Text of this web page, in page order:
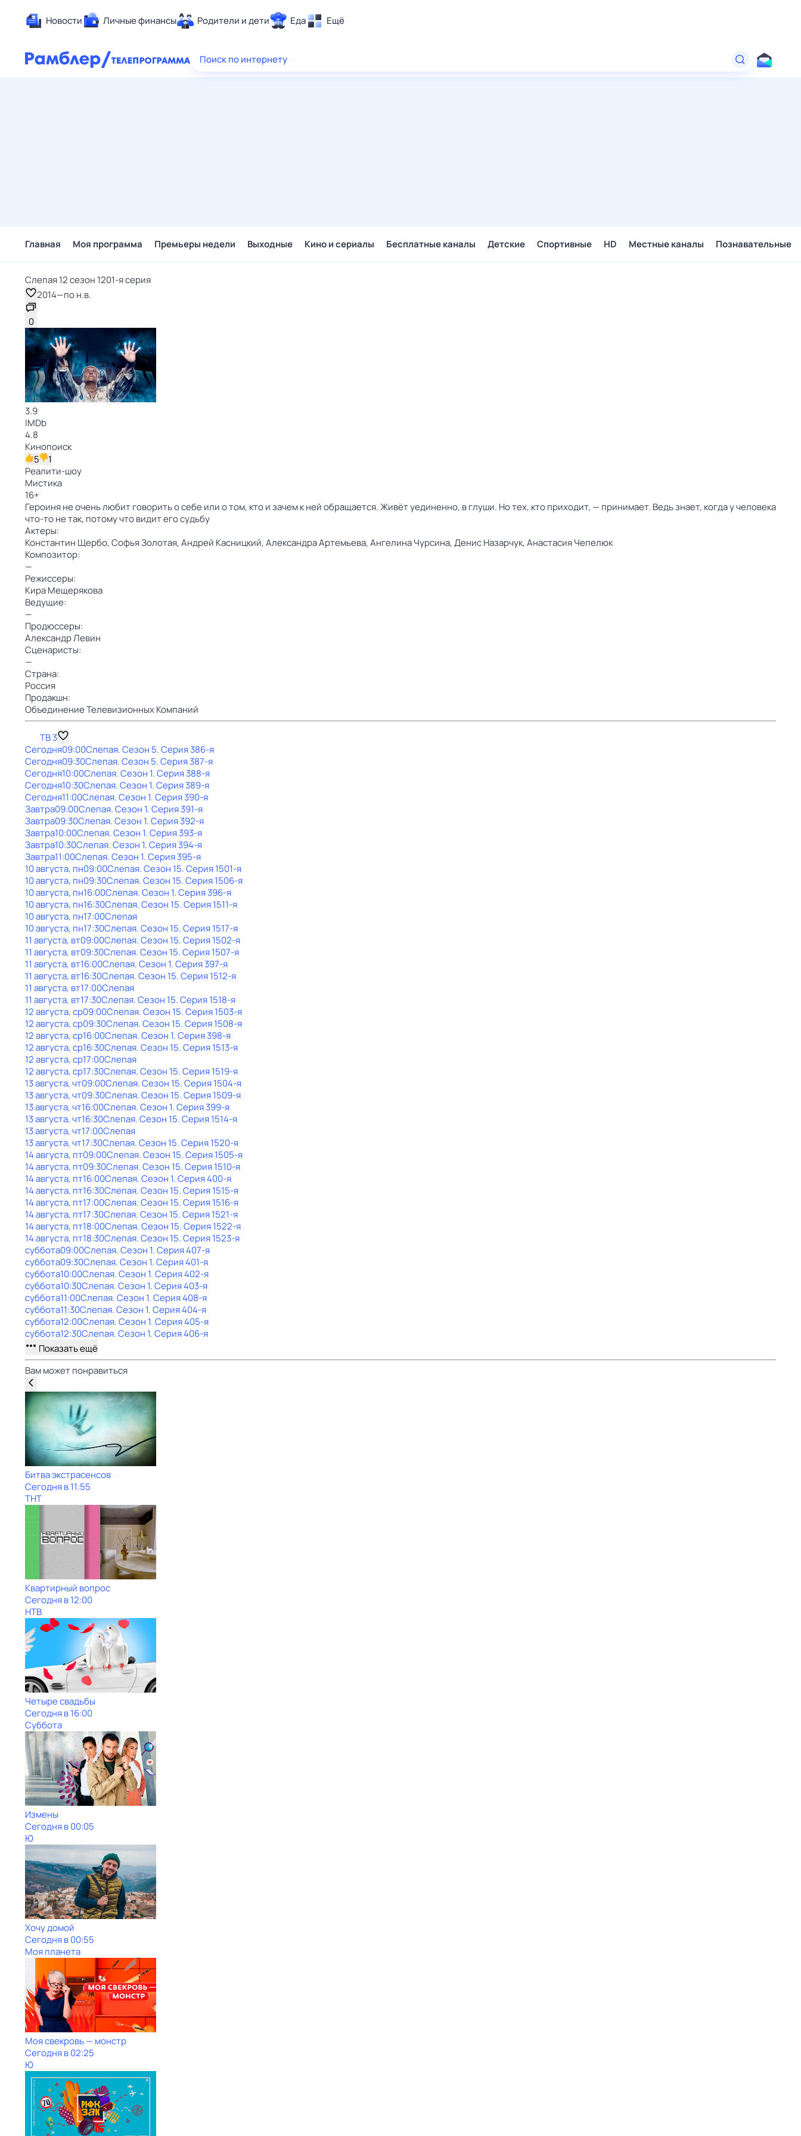
Новости Личные финансы Родители и дети Еда Ещё
Здоровье
Поиск по интернету
Главная Моя программа Премьеры недели Выходные Кино и сериалы Бесплатные каналы Детские Спортивные HD Местные каналы Познавательные
Слепая 12 сезон 1201-я серия
2014—по н.в.
0
3.9
IMDb
4.8
Кинопоиск
5
1
Реалити-шоу
Мистика
16+
Героиня не очень любит говорить о себе или о том, кто и зачем к ней обращается. Живёт уединенно, в глуши. Но тех, кто приходит, — принимает. Ведь знает, когда у человека
что-то не так, потому что видит его судьбу
Актеры:
Константин Щербо,Софья Золотая,Андрей Касницкий,Александра Артемьева,Ангелина Чурсина,Денис Назарчук,Анастасия Чепелюк
Композитор:
—
Режиссеры:
Кира Мещерякова
Ведущие:
—
Продюссеры:
Александр Левин
Сценаристы:
—
Страна:
Россия
Продакшн:
Объединение Телевизионных Компаний
ТВ 3
Сегодня09:00Слепая. Сезон 5. Серия 386-я
Сегодня09:30Слепая. Сезон 5. Серия 387-я
Сегодня10:00Слепая. Сезон 1. Серия 388-я
Сегодня10:30Слепая. Сезон 1. Серия 389-я
Сегодня11:00Слепая. Сезон 1. Серия 390-я
Завтра09:00Слепая. Сезон 1. Серия 391-я
Завтра09:30Слепая. Сезон 1. Серия 392-я
Завтра10:00Слепая. Сезон 1. Серия 393-я
Завтра10:30Слепая. Сезон 1. Серия 394-я
Завтра11:00Слепая. Сезон 1. Серия 395-я
10 августа, пн09:00Слепая. Сезон 15. Серия 1501-я
10 августа, пн09:30Слепая. Сезон 15. Серия 1506-я
10 августа, пн16:00Слепая. Сезон 1. Серия 396-я
10 августа, пн16:30Слепая. Сезон 15. Серия 1511-я
10 августа, пн17:00Слепая
10 августа, пн17:30Слепая. Сезон 15. Серия 1517-я
11 августа, вт09:00Слепая. Сезон 15. Серия 1502-я
11 августа, вт09:30Слепая. Сезон 15. Серия 1507-я
11 августа, вт16:00Слепая. Сезон 1. Серия 397-я
11 августа, вт16:30Слепая. Сезон 15. Серия 1512-я
11 августа, вт17:00Слепая
11 августа, вт17:30Слепая. Сезон 15. Серия 1518-я
12 августа, ср09:00Слепая. Сезон 15. Серия 1503-я
12 августа, ср09:30Слепая. Сезон 15. Серия 1508-я
12 августа, ср16:00Слепая. Сезон 1. Серия 398-я
12 августа, ср16:30Слепая. Сезон 15. Серия 1513-я
12 августа, ср17:00Слепая
12 августа, ср17:30Слепая. Сезон 15. Серия 1519-я
13 августа, чт09:00Слепая. Сезон 15. Серия 1504-я
13 августа, чт09:30Слепая. Сезон 15. Серия 1509-я
13 августа, чт16:00Слепая. Сезон 1. Серия 399-я
13 августа, чт16:30Слепая. Сезон 15. Серия 1514-я
13 августа, чт17:00Слепая
13 августа, чт17:30Слепая. Сезон 15. Серия 1520-я
14 августа, пт09:00Слепая. Сезон 15. Серия 1505-я
14 августа, пт09:30Слепая. Сезон 15. Серия 1510-я
14 августа, пт16:00Слепая. Сезон 1. Серия 400-я
14 августа, пт16:30Слепая. Сезон 15. Серия 1515-я
14 августа, пт17:00Слепая. Сезон 15. Серия 1516-я
14 августа, пт17:30Слепая. Сезон 15. Серия 1521-я
14 августа, пт18:00Слепая. Сезон 15. Серия 1522-я
14 августа, пт18:30Слепая. Сезон 15. Серия 1523-я
суббота09:00Слепая. Сезон 1. Серия 407-я
суббота09:30Слепая. Сезон 1. Серия 401-я
суббота10:00Слепая. Сезон 1. Серия 402-я
суббота10:30Слепая. Сезон 1. Серия 403-я
суббота11:00Слепая. Сезон 1. Серия 408-я
суббота11:30Слепая. Сезон 1. Серия 404-я
суббота12:00Слепая. Сезон 1. Серия 405-я
суббота12:30Слепая. Сезон 1. Серия 406-я
Показать ещё
Вам может понравиться
Битва экстрасенсов
Сегодня в 11:55
ТНТ
Квартирный вопрос
Сегодня в 12:00
НТВ
Четыре свадьбы
Сегодня в 16:00
Суббота
Измены
Сегодня в 00:05
Ю
Хочу домой
Сегодня в 00:55
Моя планета
Моя свекровь — монстр
Сегодня в 02:25
Ю